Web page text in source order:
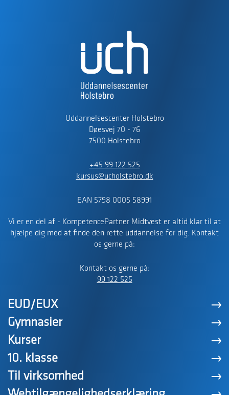
Uddannelsescenter Holstebro
Døesvej 70 - 76
7500 Holstebro
+45 99 122 525
kursus@ucholstebro.dk
EAN 5798 0005 58991
Vi er en del af - KompetencePartner Midtvest er altid klar til at
hjælpe dig med at finde den rette uddannelse for dig. Kontakt
os gerne på:
Kontakt os gerne på:
99 122 525
EUD/EUX
Gymnasier
Kurser
10. klasse
Til virksomhed